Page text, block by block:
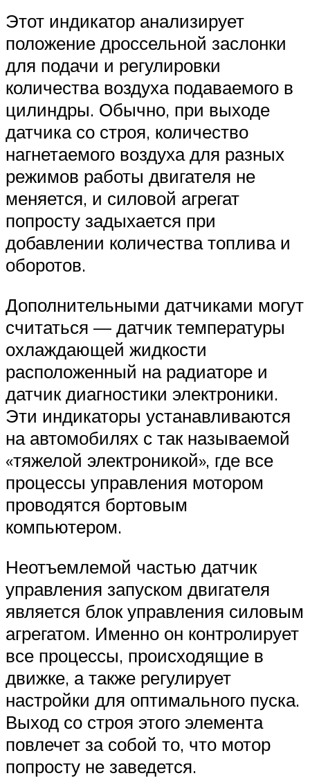
Этот индикатор анализирует
положение дроссельной заслонки
для подачи и регулировки
количества воздуха подаваемого в
цилиндры. Обычно, при выходе
датчика со строя, количество
нагнетаемого воздуха для разных
режимов работы двигателя не
меняется, и силовой агрегат
попросту задыхается при
добавлении количества топлива и
оборотов.
Дополнительными датчиками могут
считаться — датчик температуры
охлаждающей жидкости
расположенный на радиаторе и
датчик диагностики электроники.
Эти индикаторы устанавливаются
на автомобилях с так называемой
«тяжелой электроникой», где все
процессы управления мотором
проводятся бортовым
компьютером.
Неотъемлемой частью датчик
управления запуском двигателя
является блок управления силовым
агрегатом. Именно он контролирует
все процессы, происходящие в
движке, а также регулирует
настройки для оптимального пуска.
Выход со строя этого элемента
повлечет за собой то, что мотор
попросту не заведется.